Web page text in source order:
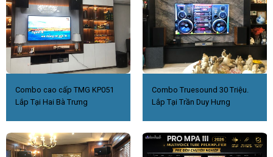
Combo cao cấp TMG KP051
Lắp Tại Hai Bà Trưng
Combo Truesound 30 Triệu.
Lắp Tại Trần Duy Hưng